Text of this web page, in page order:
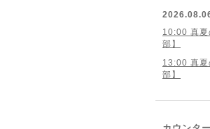
10:00 真夏
部】
13:00 真夏
部】